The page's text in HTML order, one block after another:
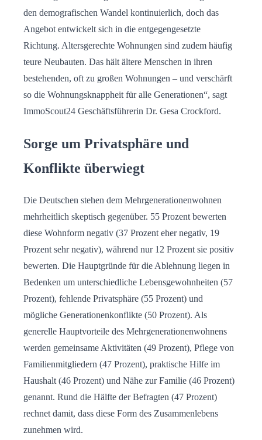
den demografischen Wandel kontinuierlich, doch das
Angebot entwickelt sich in die entgegengesetzte
Richtung. Altersgerechte Wohnungen sind zudem häufig
teure Neubauten. Das hält ältere Menschen in ihren
bestehenden, oft zu großen Wohnungen – und verschärft
so die Wohnungsknappheit für alle Generationen“, sagt
ImmoScout24 Geschäftsführerin Dr. Gesa Crockford.
Sorge um Privatsphäre und
Konflikte überwiegt
Die Deutschen stehen dem Mehrgenerationenwohnen
mehrheitlich skeptisch gegenüber. 55 Prozent bewerten
diese Wohnform negativ (37 Prozent eher negativ, 19
Prozent sehr negativ), während nur 12 Prozent sie positiv
bewerten. Die Hauptgründe für die Ablehnung liegen in
Bedenken um unterschiedliche Lebensgewohnheiten (57
Prozent), fehlende Privatsphäre (55 Prozent) und
mögliche Generationenkonflikte (50 Prozent). Als
generelle Hauptvorteile des Mehrgenerationenwohnens
werden gemeinsame Aktivitäten (49 Prozent), Pflege von
Familienmitgliedern (47 Prozent), praktische Hilfe im
Haushalt (46 Prozent) und Nähe zur Familie (46 Prozent)
genannt. Rund die Hälfte der Befragten (47 Prozent)
rechnet damit, dass diese Form des Zusammenlebens
zunehmen wird.